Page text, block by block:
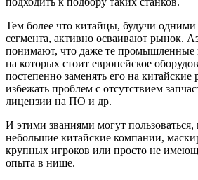
Тем более что китайцы, будучи одними
сегмента, активно осваивают рынок.
понимают, что даже те промышленные
на которых стоит европейское
постепенно заменять его на
избежать проблем с отсутствием
лицензии на ПО и др.
И этими званиями могут пользоваться,
небольшие китайские компании,
крупных игроков или просто не
опыта в нише.